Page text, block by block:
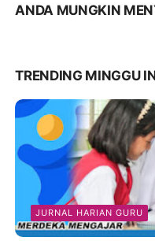
ANDA MUNGKIN
TRENDING MINGGU
JURNAL HARIAN GURU